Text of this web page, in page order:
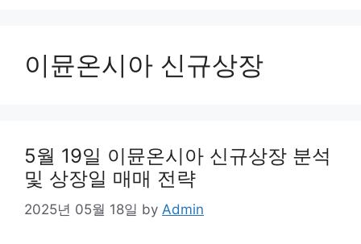
이뮨온시아 신규상장
5월 19일 이뮨온시아 신규상장 분석
및 상장일 매매 전략
2025년 05월 18일 by Admin